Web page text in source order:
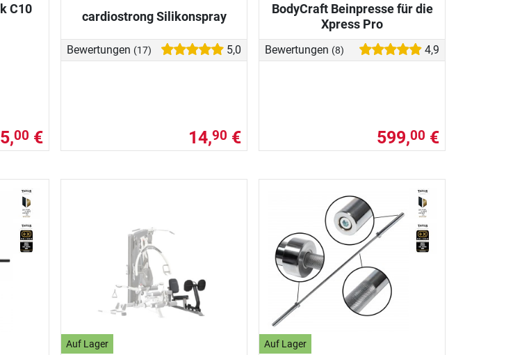
C10
00 €
cardiostrong Silikonspray
Bewertungen (17) 5,0
14,90 €
BodyCraft Beinpresse für die
Xpress Pro
Bewertungen (8) 4,9
599,00 €
Auf Lager Auf Lager